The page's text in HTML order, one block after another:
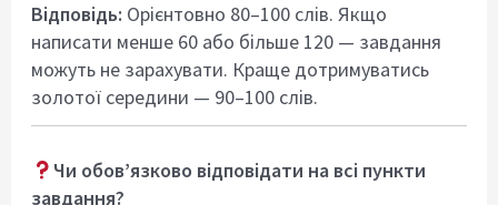
Відповідь: Орієнтовно 80–100 слів. Якщо
написати менше 60 або більше 120 — завдання
можуть не зарахувати. Краще дотримуватись
золотої середини — 90–100 слів.
Чи обов’язково відповідати на всі пункти
завдання?